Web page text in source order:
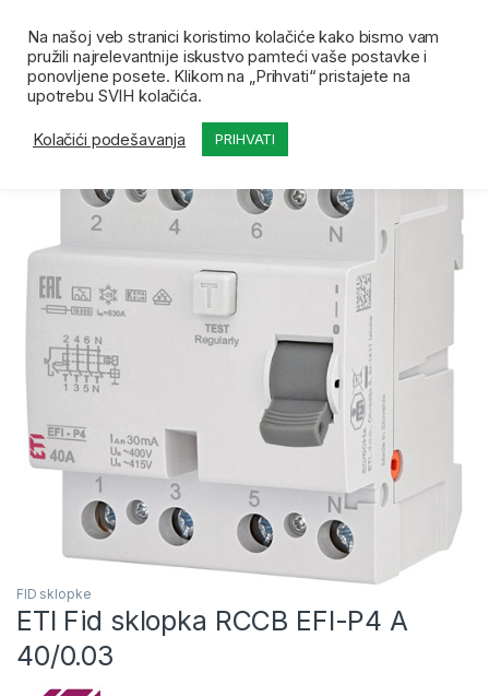
Početna Prodavnica FID sklopke ETI Fid
FID sklopke
ETI Fid sklopka RCCB EFI-P4 A
40/0.03
Na našoj veb stranici koristimo kolačiće kako bismo vam
pružili najrelevantnije iskustvo pamteći vaše postavke i
ponovljene posete. Klikom na „Prihvati“ pristajete na
upotrebu SVIH kolačića.
Kolačići podešavanja PRIHVATI